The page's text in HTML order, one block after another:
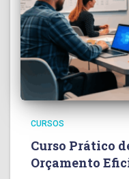
CURSOS
Curso Prático
Orçamento